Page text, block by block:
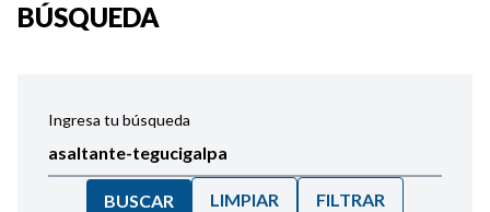
BÚSQUEDA
Ingresa tu búsqueda
BUSCAR LIMPIAR FILTRAR